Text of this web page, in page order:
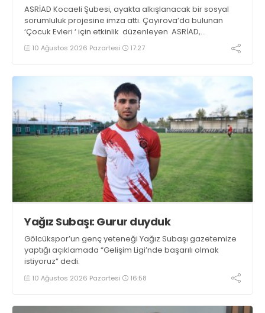
ASRİAD Kocaeli Şubesi, ayakta alkışlanacak bir sosyal
sorumluluk projesine imza attı. Çayırova’da bulunan
‘Çocuk Evleri ‘ için etkinlik düzenleyen ASRİAD,
kimsesizlerin yüzünü güldürürken, il ve ilçe
protokolünden da tam destek aldı.
10 Ağustos 2026 Pazartesi 17:27
Yağız Subaşı: Gurur duyduk
Gölcükspor’un genç yeteneği Yağız Subaşı gazetemize
yaptığı açıklamada “Gelişim Ligi’nde başarılı olmak
istiyoruz” dedi.
10 Ağustos 2026 Pazartesi 16:58